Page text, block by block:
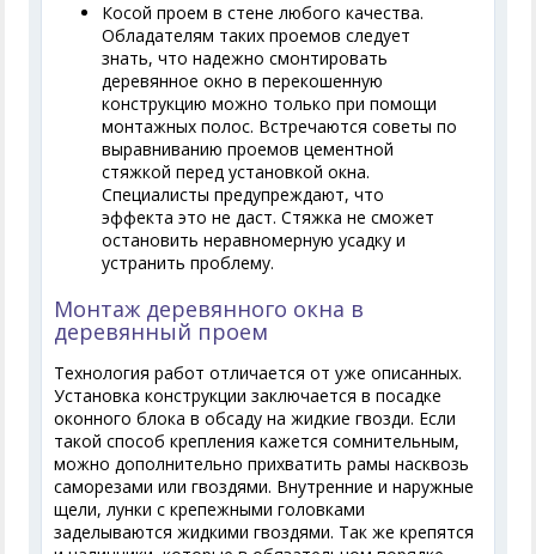
Косой проем в стене любого качества.
Обладателям таких проемов следует
знать, что надежно смонтировать
деревянное окно в перекошенную
конструкцию можно только при помощи
монтажных полос. Встречаются советы по
выравниванию проемов цементной
стяжкой перед установкой окна.
Специалисты предупреждают, что
эффекта это не даст. Стяжка не сможет
остановить неравномерную усадку и
устранить проблему.
Монтаж деревянного окна в
деревянный проем
Технология работ отличается от уже описанных.
Установка конструкции заключается в посадке
оконного блока в обсаду на жидкие гвозди. Если
такой способ крепления кажется сомнительным,
можно дополнительно прихватить рамы насквозь
саморезами или гвоздями. Внутренние и наружные
щели, лунки с крепежными головками
заделываются жидкими гвоздями. Так же крепятся